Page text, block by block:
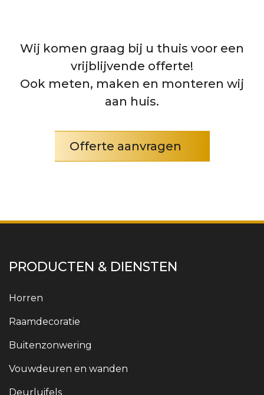
Wij komen graag bij u thuis voor een
vrijblijvende offerte!
Ook meten, maken en monteren wij
aan huis.
Offerte aanvragen
PRODUCTEN & DIENSTEN
Horren
Raamdecoratie
Buitenzonwering
Vouwdeuren en wanden
Deurluifels